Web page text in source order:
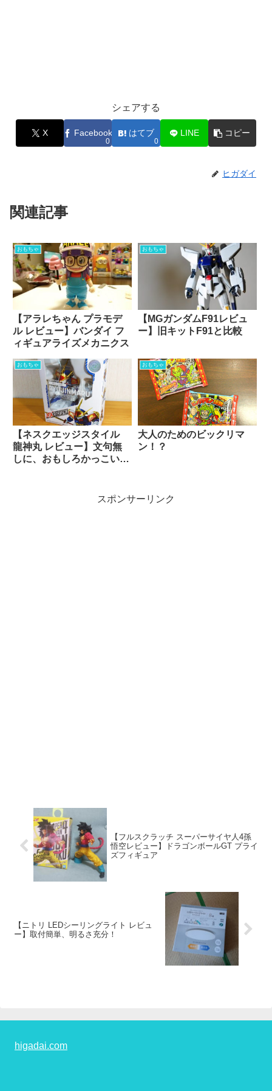
シェアする
X Facebook
0
はてブ
0
LINE コピー
ヒガダイ
関連記事
おもちゃ
【アラレちゃん プラモデ
ル レビュー】バンダイ フ
ィギュアライズメカニクス
おもちゃ
【MGガンダムF91レビュ
ー】旧キットF91と比較
おもちゃ
【ネスクエッジスタイル
龍神丸 レビュー】文句無
しに、おもしろかっこいい
おもちゃ
大人のためのビックリマ
ン！？
スポンサーリンク
【フルスクラッチ スーパーサイヤ人4孫
悟空レビュー】ドラゴンボールGT プライ
ズフィギュア
【ニトリ LEDシーリングライト レビュ
ー】取付簡単、明るさ充分！
higadai.com